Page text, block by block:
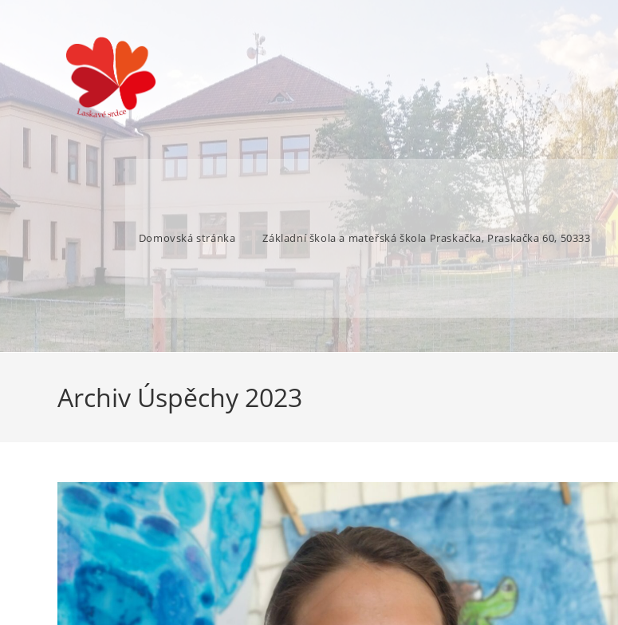
Domovská stránka Základní škola a mateřská škola Praskačka, Praskačka 60, 50333
Archiv Úspěchy 2023